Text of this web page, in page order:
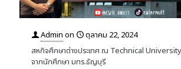
Admin on
ตุลาคม 22, 2024
สหกิจศึกษาต่างประเทศ ณ Technical
จากนักศึกษา มทร.ธัญบุรี